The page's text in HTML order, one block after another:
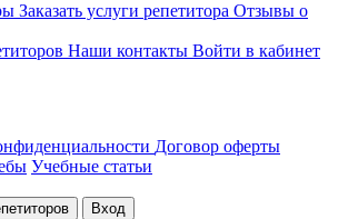
Заказать услуги репетитора Отзывы о
Наши контакты Войти в кабинет
Договор оферты
Учебные статьи
Вход